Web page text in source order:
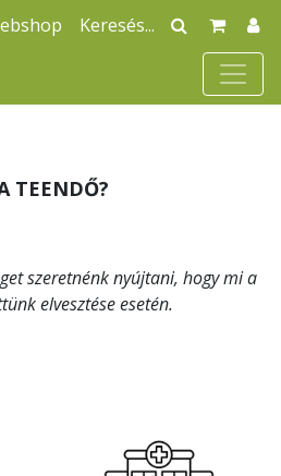
TEENDŐ?
szeretnénk nyújtani, hogy mi a
elvesztése esetén.